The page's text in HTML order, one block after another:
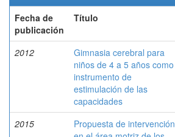
Fecha de
publicación
Título
2012
Gimnasia cerebral para
niños de 4 a 5 años como
instrumento de
estimulación de las
capacidades
2015
Propuesta de intervención